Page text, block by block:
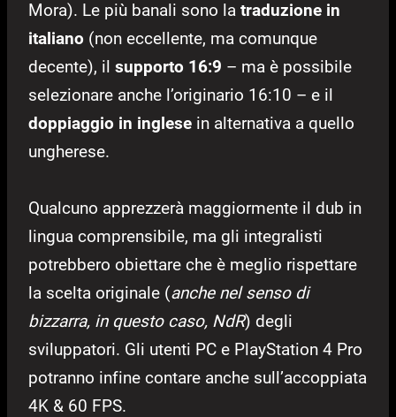
Mora). Le più banali sono la traduzione in
italiano (non eccellente, ma comunque
decente), il supporto 16:9 – ma è possibile
selezionare anche l’originario 16:10 – e il
doppiaggio in inglese in alternativa a quello
ungherese.
Qualcuno apprezzerà maggiormente il dub in
lingua comprensibile, ma gli integralisti
potrebbero obiettare che è meglio rispettare
la scelta originale (anche nel senso di
bizzarra, in questo caso, NdR) degli
sviluppatori. Gli utenti PC e PlayStation 4 Pro
potranno infine contare anche sull’accoppiata
4K & 60 FPS.